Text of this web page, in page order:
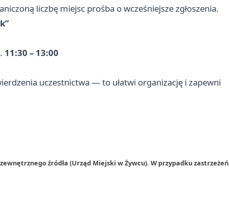
liczbę miejsc prośba o wcześniejsze zgłoszenia.
11:30 – 13:00
uczestnictwa — to ułatwi organizację i zapewni
źródła (Urząd Miejski w Żywcu). W przypadku zastrzeżeń